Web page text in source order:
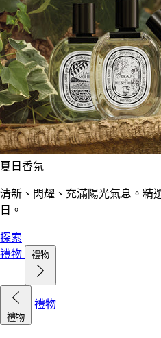
夏日香氛
清新、閃耀、充滿陽光氣息。精
日。
探索
禮物
禮物
禮物
禮物